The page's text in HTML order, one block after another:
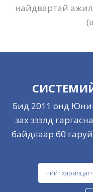
найдвартай
Бид 2011 онд
зах зээлд
байдлаар 60 гаруй
Нийт